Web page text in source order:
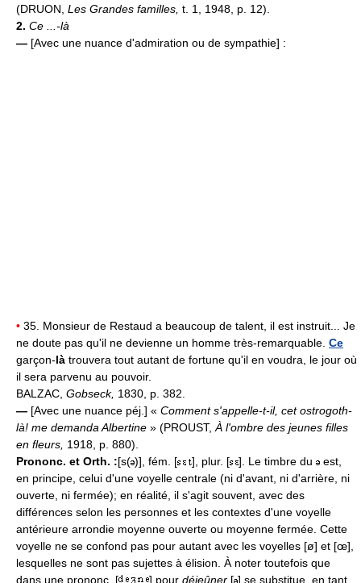
(DRUON, Les Grandes familles, t. 1, 1948, p. 12).
2. Ce ...-là
— [Avec une nuance d'admiration ou de sympathie] :
• 35. Monsieur de Restaud a beaucoup de talent, il est instruit... Je
ne doute pas qu'il ne devienne un homme très-remarquable. Ce
garçon-là trouvera tout autant de fortune qu'il en voudra, le jour où
il sera parvenu au pouvoir.
BALZAC, Gobseck, 1830, p. 382.
— [Avec une nuance péj.] « Comment s'appelle-t-il, cet ostrogoth-
là! me demanda Albertine » (PROUST,À l'ombre des jeunes filles
en fleurs, 1918, p. 880).
Prononc. et Orth. :[s( )], fém. [ ], plur. [ ]. Le timbre du
est,
en principe, celui d'une voyelle centrale (ni d'avant, ni d'arrière, ni
ouverte, ni fermée); en réalité, il s'agit souvent, avec des
différences selon les personnes et les contextes d'une voyelle
antérieure arrondie moyenne ouverte ou moyenne fermée. Cette
voyelle ne se confond pas pour autant avec les voyelles [ø] et [œ],
lesquelles ne sont pas sujettes à élision. À noter toutefois que
dans une prononc. [
] pour déjeûner [ ] se substitue, en tant